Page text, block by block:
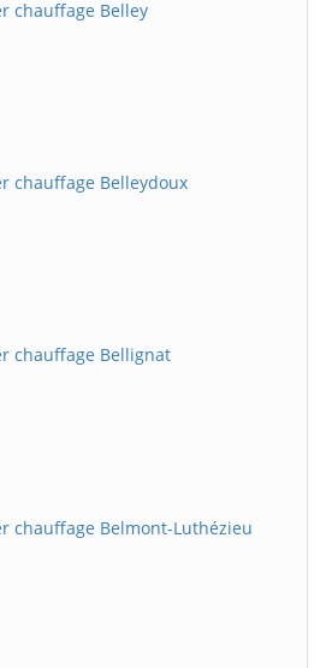
chauffage Belley
chauffage Belleydoux
chauffage Bellignat
chauffage Belmont-Luthézieu